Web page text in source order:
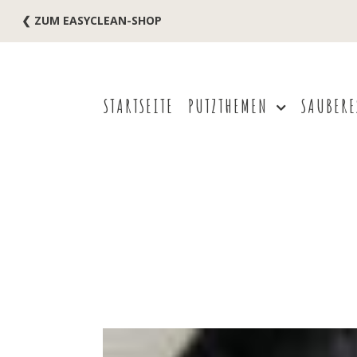
❮ ZUM EASYCLEAN-SHOP
STARTSEITE PUTZTHEMEN